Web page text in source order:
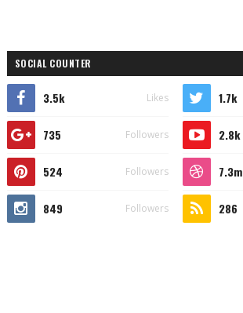
SOCIAL COUNTER
3.5k Likes 1.7k
735 Followers 2.8k
524 Followers 7.3m
849 Followers 286